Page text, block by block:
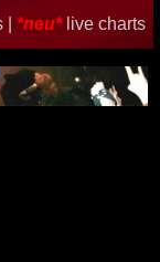
*neu* live charts